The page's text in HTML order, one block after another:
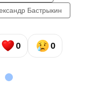
Бастрыкин
0 0